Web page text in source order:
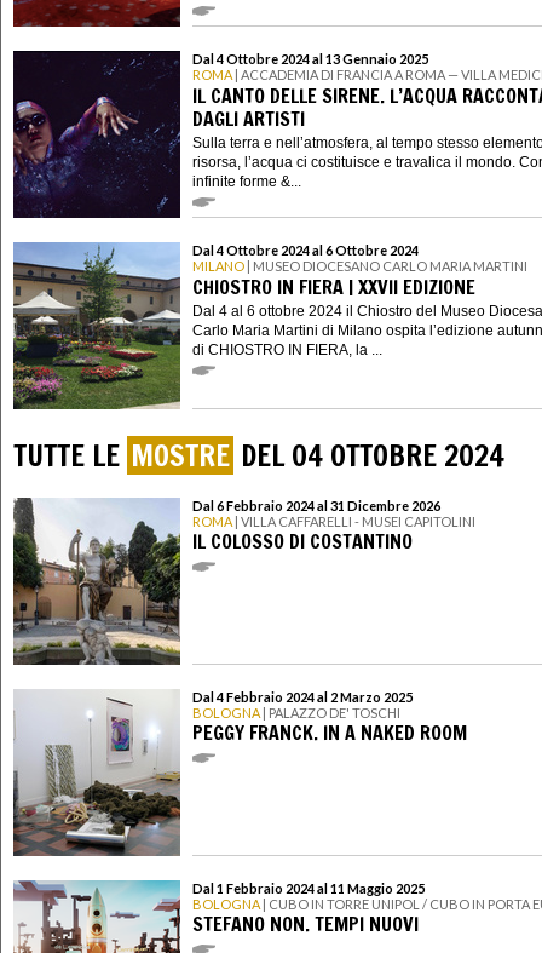
Dal 4 Ottobre 2024 al 13 Gennaio 2025
ROMA | ACCADEMIA DI FRANCIA A ROMA — VILLA
IL CANTO DELLE SIRENE. L’ACQUA
DAGLI ARTISTI
Sulla terra e nell’atmosfera, al tempo stesso
risorsa, l’acqua ci costituisce e travalica il mondo.
infinite forme &...
Dal 4 Ottobre 2024 al 6 Ottobre 2024
MILANO | MUSEO DIOCESANO CARLO MARIA MARTINI
CHIOSTRO IN FIERA | XXVII EDIZIONE
Dal 4 al 6 ottobre 2024 il Chiostro del Museo
Carlo Maria Martini di Milano ospita l’edizione
di CHIOSTRO IN FIERA, la ...
TUTTE LE MOSTRE DEL 04 OTTOBRE 2024
Dal 6 Febbraio 2024 al 31 Dicembre 2026
ROMA | VILLA CAFFARELLI - MUSEI CAPITOLINI
IL COLOSSO DI COSTANTINO
Dal 4 Febbraio 2024 al 2 Marzo 2025
BOLOGNA | PALAZZO DE' TOSCHI
PEGGY FRANCK. IN A NAKED ROOM
Dal 1 Febbraio 2024 al 11 Maggio 2025
BOLOGNA | CUBO IN TORRE UNIPOL / CUBO IN PORTA
STEFANO NON. TEMPI NUOVI